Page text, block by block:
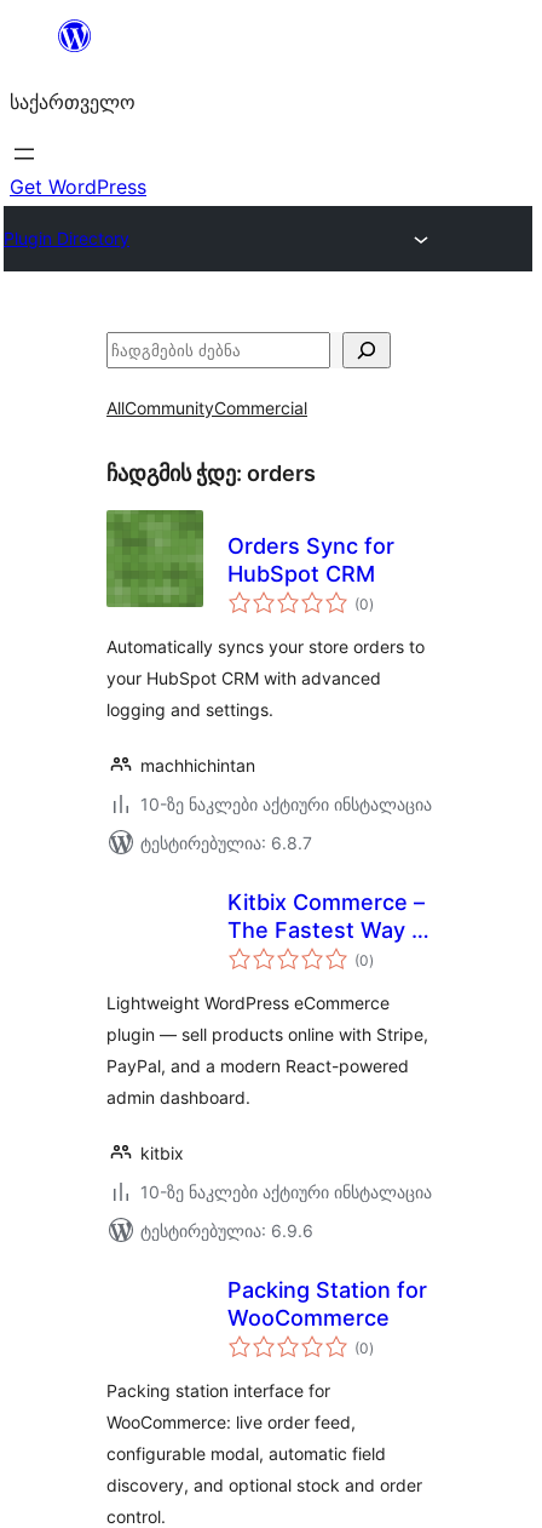
შიგთავსზე
საქართველო
Get WordPress
Plugin Directory
ძებნა
AllCommunityCommercial
ჩადგმის ჭდე: orders
Orders Sync for
HubSpot CRM
(0საერთო
რეიტინგი
)
Automatically syncs your store orders to
your HubSpot CRM with advanced
logging and settings.
machhichintan
10-ზე ნაკლები აქტიური ინსტალაცია
ტესტირებულია: 6.8.7
Kitbix Commerce –
The Fastest Way to
Start Selling on
(0საერთო
რეიტინგი
)
Lightweight WordPress eCommerce
plugin — sell products online with Stripe,
PayPal, and a modern React-powered
admin dashboard.
kitbix
10-ზე ნაკლები აქტიური ინსტალაცია
ტესტირებულია: 6.9.6
Packing Station for
WooCommerce
(0საერთო
რეიტინგი
)
Packing station interface for
WooCommerce: live order feed,
configurable modal, automatic field
discovery, and optional stock and order
control.